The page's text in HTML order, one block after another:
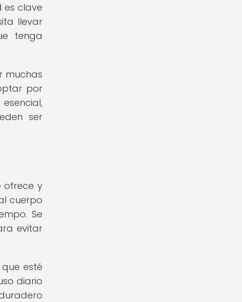
es clave
llevar
tenga
muchas
por
ser
ofrece y
cuerpo
Se
evitar
esté
diario